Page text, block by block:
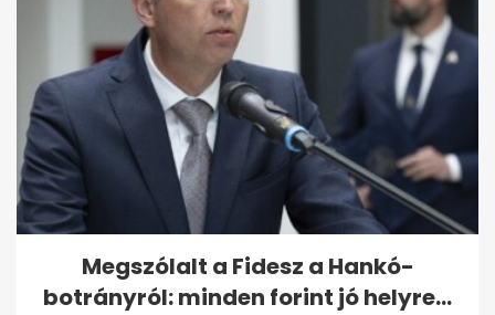
Megszólalt a Fidesz a Hankó-
botrányról: minden forint jó helyre...